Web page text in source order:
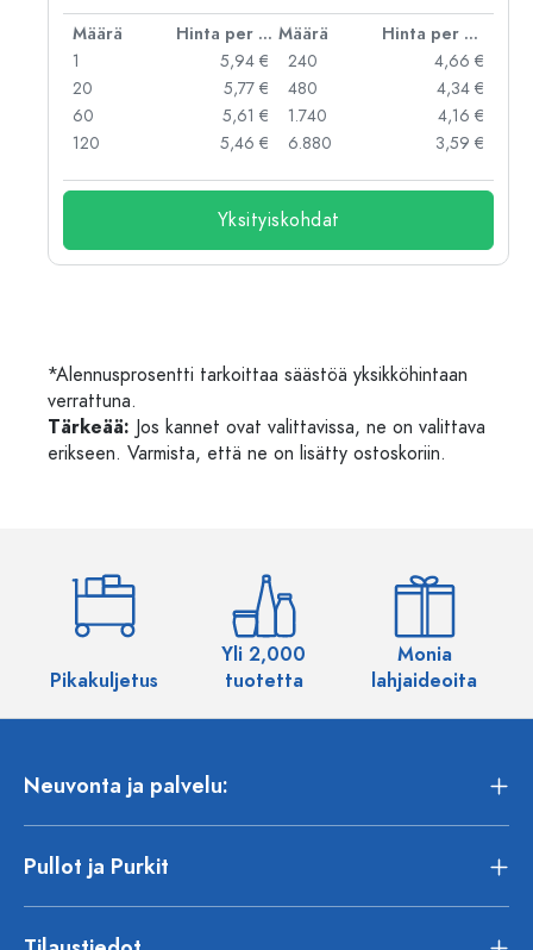
Määrä Hinta per kpl Määrä
Hinta per kpl
1
5,94 €
20
5,77 €
60
5,61 €
120
5,46 €
240
4,66 €
480
4,34 €
1.740
4,16 €
6.880
3,59 €
Yksityiskohdat
*Alennusprosentti tarkoittaa säästöä yksikköhintaan
verrattuna.
Tärkeää: Jos kannet ovat valittavissa, ne on valittava
erikseen. Varmista, että ne on lisätty ostoskoriin.
Pikakuljetus
Yli 2,000
tuotetta
Monia
lahjaideoita
Neuvonta ja palvelu:
Pullot ja Purkit